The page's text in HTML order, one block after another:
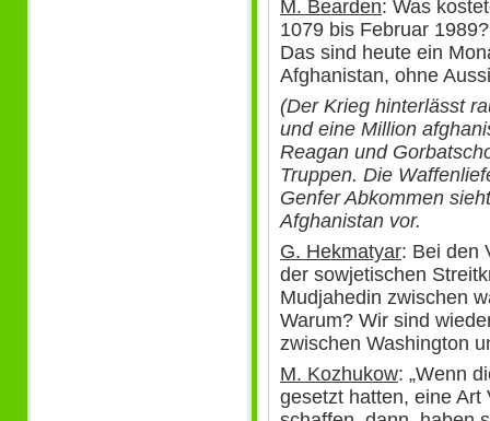
M. Bearden: Was
1079 bis Februar
Das sind heute ein
Afghanistan, ohne
(Der Krieg hinterlässt
und eine Million
Reagan und
Truppen. Die
Genfer Abkommen
Afghanistan vor.
G. Hekmatyar: Bei den
der sowjetischen
Mudjahedin zwischen
Warum? Wir sind
zwischen Washington
M. Kozhukow: „Wenn
gesetzt hatten, eine